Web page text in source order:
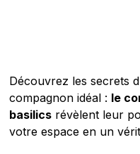
Découvrez les secrets
compagnon idéal : le
basilics révèlent leur
votre espace en un